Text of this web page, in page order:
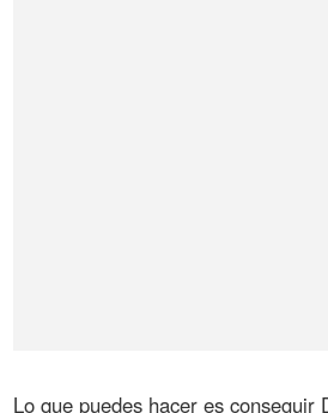
Lo que puedes hacer es conseguir